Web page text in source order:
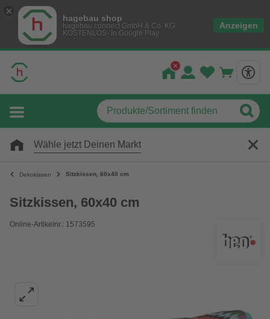
hagebau shop
hagebau connect GmbH & Co. KG
KOSTENLOS- In Google Play
Anzeigen
Wähle jetzt Deinen Markt
Dekokissen Sitzkissen, 60x40 cm
Sitzkissen, 60x40 cm
Online-Artikelnr.: 1573595